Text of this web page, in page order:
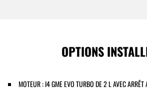
OPTIONS
MOTEUR : I4 GME EVO TURBO DE 2 L AVEC ARRÊT